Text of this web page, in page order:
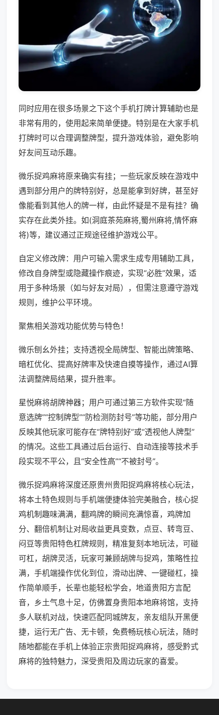
同时应用在很多场景之下这个手机打牌计算辅助也是
非常有用的，使用起来简单便捷。特别是在大家手机
打牌时可以合理调整牌型，提升游戏体验，避免影响
好友间互动乐趣。
微乐捉鸡麻将原来确实有挂；一些玩家反映在游戏中
遇到部分用户的牌特别好，总是能拿到好牌，甚至好
像能看到其他人的牌一样，由此怀疑是不是有挂？确
实存在此类外挂。如(洞庭茶苑麻将,蜀州麻将,情怀麻
将)等，建议通过正规途径维护游戏公平。
自定义修改牌：用户可输入需求生成专用辅助工具，
修改自身牌型或隐藏操作痕迹，实现“必胜”效果，适
用于多种场景（如与好友对局），但需注意遵守游戏
规则，维护公平环境。
聚焦相关游戏功能优势与特色！
微乐刨幺外挂；支持透视全局牌型、智能出牌策略、
暗杠优化、提高好牌率及快速自摸等操作，通过AI算
法调整牌局结果，提升胜率。
星悦麻将胡牌神器；用户可通过第三方软件实现“随
意选牌”“控制牌型”“防检测防封号”等功能，部分用户
反映其他玩家可能存在“牌特别好”或“透视他人牌型”
的情况。这些工具通过后台运行、自动连接等技术手
段实现不平公，且“安全性高”“不被封号”。
微乐捉鸡麻将深度还原贵州贵阳捉鸡麻将核心玩法，
将本土特色规则与手机端便捷体验完美融合，核心捉
鸡机制趣味满满，翻鸡牌的瞬间充满惊喜，鸡牌加
分、翻倍机制让对局收益更具变数，点豆、转弯豆、
闷豆等贵阳特色杠牌规则，精准复刻本地玩法，可碰
可杠，胡牌灵活，玩家可兼顾胡牌与捉鸡，策略性拉
满，手机端操作优化到位，滑动出牌、一键碰杠，操
作简单顺手，长辈也能轻松学会，地道贵阳方言配
音，乡土气息十足，仿佛置身贵阳本地麻将馆，支持
多人联机对战，快速匹配同城牌友，亲友组队开黑便
捷，运行无广告、无卡顿，免费畅玩核心玩法，随时
随地都能在手机上体验正宗贵阳捉鸡麻将，感受黔式
麻将的独特魅力，深受贵阳及周边玩家的喜爱。